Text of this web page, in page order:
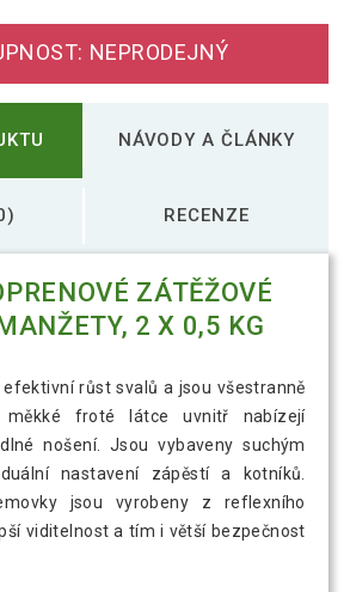
NEPRODEJNÝ
NÁVODY A ČLÁNKY
RECENZE
ZÁTĚŽOVÉ
2 X 0,5 KG
růst svalů a jsou všestranně
měkké froté látce uvnitř nabízejí
nošení. Jsou vybaveny suchým
nastavení zápěstí a kotníků.
jsou vyrobeny z reflexního
viditelnost a tím i větší bezpečnost